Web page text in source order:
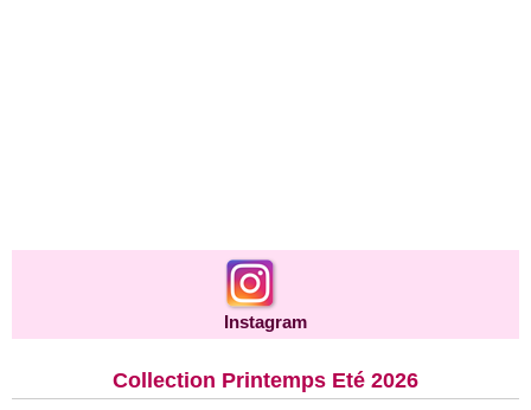
Instagram
Collection Printemps Eté 2026